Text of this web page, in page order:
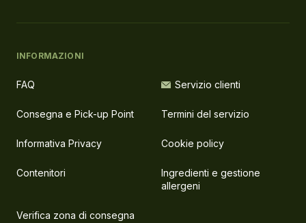
INFORMAZIONI
FAQ Servizio clienti
Consegna e Pick-up Point Termini del servizio
Informativa Privacy Cookie policy
Contenitori
Ingredienti e gestione
allergeni
Verifica zona di consegna